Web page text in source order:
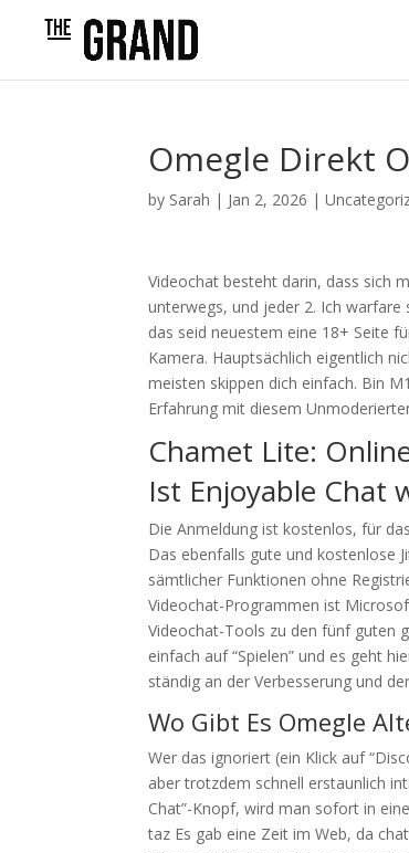
Omegle Direkt
by Sarah | Jan 2, 2026 |
Videochat besteht darin, dass sich
unterwegs, und jeder 2. Ich
das seid neuestem eine 18+ Seite
Kamera. Hauptsächlich eigentlich
meisten skippen dich einfach. Bin
Erfahrung mit diesem
Chamet Lite:
Ist Enjoyable Chat
Die Anmeldung ist kostenlos, für
Das ebenfalls gute und kostenlose
sämtlicher Funk­tionen ohne
Videochat-Programmen ist
Video­chat-Tools zu den fünf guten
einfach auf “Spielen” und es geht
ständig an der Verbesserung und
Wo Gibt Es Omegle
Wer das ignoriert (ein Klick auf
aber trotzdem schnell erstaunlich
Chat”-Knopf, wird man sofort in
taz Es gab eine Zeit im Web, da